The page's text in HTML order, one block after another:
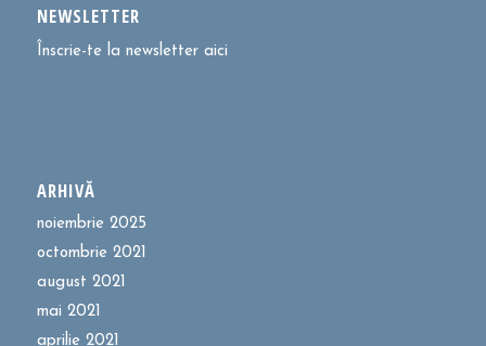
NEWSLETTER
Înscrie-te la newsletter aici
ARHIVĂ
noiembrie 2025
octombrie 2021
august 2021
mai 2021
aprilie 2021